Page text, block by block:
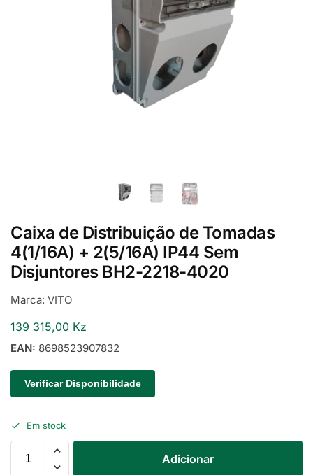
Caixa de Distribuição de Tomadas
4(1/16A) + 2(5/16A) IP44 Sem
Disjuntores BH2-2218-4020
Marca: VITO
139 315,00 Kz
EAN: 8698523907832
Verificar Disponibilidade
Em stock
Adicionar